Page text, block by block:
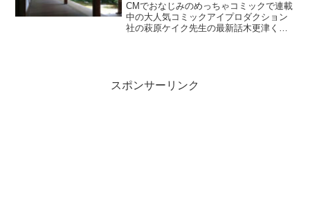
CMでおなじみのめっちゃコミックで連載
中の大人気コミックアイプロダクション
社の萩原ケイク先生の最新話木更津くん
スポンサーリンク